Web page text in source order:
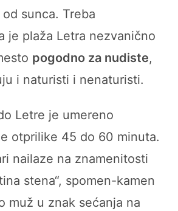
sunca. Treba
je plaža Letra nezvanično
pogodno za nudiste,
i naturisti i nenaturisti.
Letre je umereno
otprilike 45 do 60 minuta.
nailaze na znamenitosti
stena“, spomen-kamen
muž u znak sećanja na